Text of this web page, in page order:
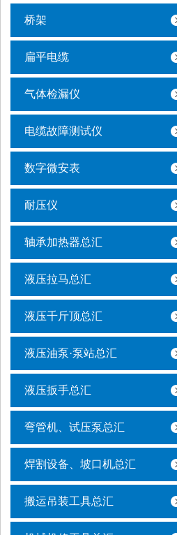
桥架
扁平电缆
气体检漏仪
电缆故障测试仪
数字微安表
耐压仪
轴承加热器总汇
液压拉马总汇
液压千斤顶总汇
液压油泵·泵站总汇
液压扳手总汇
弯管机、试压泵总汇
焊割设备、坡口机总汇
搬运吊装工具总汇